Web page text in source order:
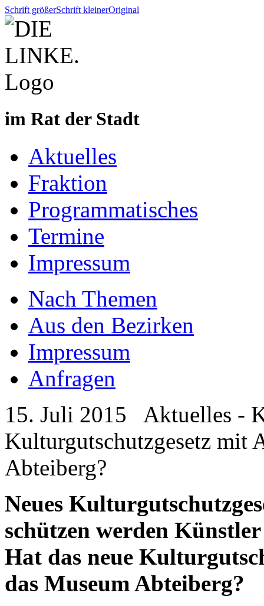
Schrift größerSchrift kleinerOriginal
im Rat der Stadt
Aktuelles
Fraktion
Programmatisches
Termine
Impressum
Nach Themen
Aus den Bezirken
Impressum
Anfragen
15. Juli 2015
Aktuelles -
Kulturgutschutzgesetz mit
Abteiberg?
Neues
schützen werden
Hat das neue
das Museum Abteiberg?